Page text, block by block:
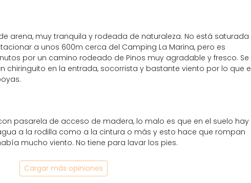
arena, muy tranquila y rodeada de naturaleza. No está saturada
a unos 600m cerca del Camping La Marina, pero es
por un camino rodeado de Pinos muy agradable y fresco. Se
chiringuito en la entrada, socorrista y bastante viento por lo que
pasarela de acceso de madera, lo malo es que en el suelo hay
a la rodilla como a la cintura o más y esto hace que rompan
mucho viento. No tiene para lavar los pies.
Cargar más opiniones